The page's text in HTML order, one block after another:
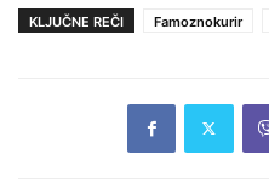
KLJUČNE REČI Famoznokurir